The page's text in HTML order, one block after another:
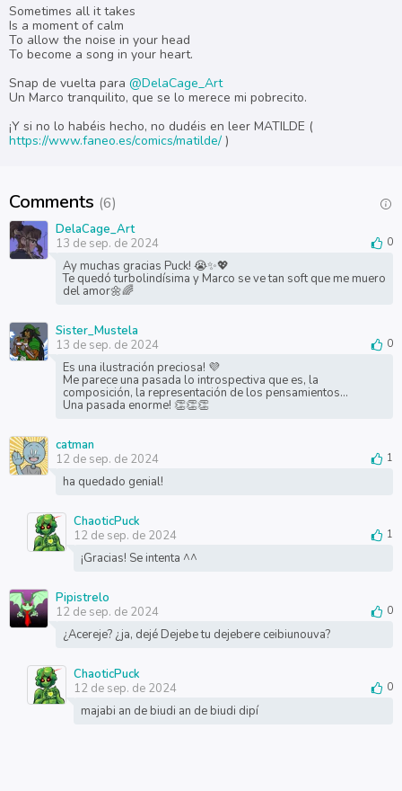
Sometimes all it takes
Is a moment of calm
To allow the noise in your head
To become a song in your heart.
Snap de vuelta para @DelaCage_Art
Un Marco tranquilito, que se lo merece mi pobrecito.
¡Y si no lo habéis hecho, no dudéis en leer MATILDE (
https://www.faneo.es/comics/matilde/ )
Comments (6)
DelaCage_Art
13 de sep. de 2024
0
Ay muchas gracias Puck! 😭✨💖
Te quedó turbolindísima y Marco se ve tan soft que me muero
del amor🌼🌈
Sister_Mustela
13 de sep. de 2024
0
Es una ilustración preciosa! 💜
Me parece una pasada lo introspectiva que es, la
composición, la representación de los pensamientos…
Una pasada enorme! 👏👏👏
catman
12 de sep. de 2024
1
ha quedado genial!
ChaoticPuck
12 de sep. de 2024
1
¡Gracias! Se intenta ^^
Pipistrelo
12 de sep. de 2024
0
¿Acereje? ¿ja, dejé Dejebe tu dejebere ceibiunouva?
ChaoticPuck
12 de sep. de 2024
0
majabi an de biudi an de biudi dipí